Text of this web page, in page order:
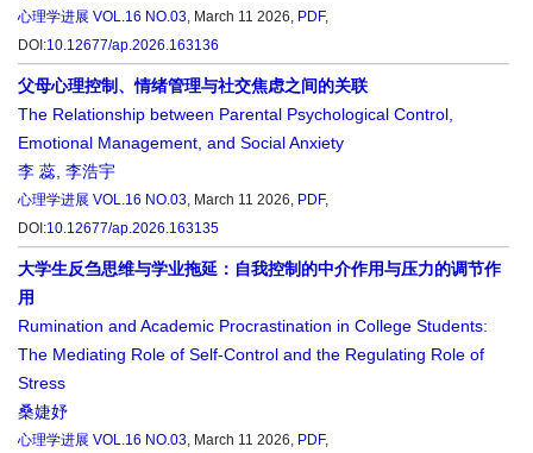
心理学进展 VOL.16 NO.03, March 11 2026, PDF,
DOI:10.12677/ap.2026.163136
父母心理控制、情绪管理与社交焦虑之间的关联
The Relationship between Parental Psychological Control,
Emotional Management, and Social Anxiety
李 蕊 李浩宇
心理学进展 VOL.16 NO.03, March 11 2026, PDF,
DOI:10.12677/ap.2026.163135
大学生反刍思维与学业拖延：自我控制的中介作用与压力的调节作
用
Rumination and Academic Procrastination in College Students:
The Mediating Role of Self-Control and the Regulating Role of
Stress
桑婕妤
心理学进展 VOL.16 NO.03, March 11 2026, PDF,